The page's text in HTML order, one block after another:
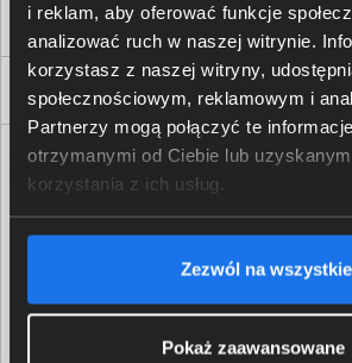
i reklam, aby oferować funkcje
analizować ruch w naszej witrynie.
korzystasz z naszej witryny,
społecznościowym, reklamowym i
Partnerzy mogą połączyć te
otrzymanymi od Ciebie lub
korzystania z ich usług.
Zezwól na wszystkie
Pokaż zaawansowane
Zakupy
Delkom 2000